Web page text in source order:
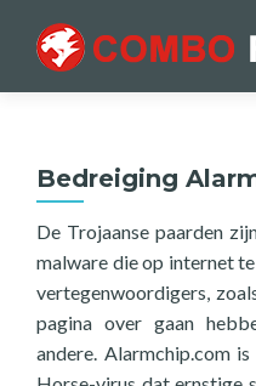
Bedreiging
De Trojaanse paarden
malware die op internet
vertegenwoordigers,
pagina over gaan
andere. Alarmchip.com